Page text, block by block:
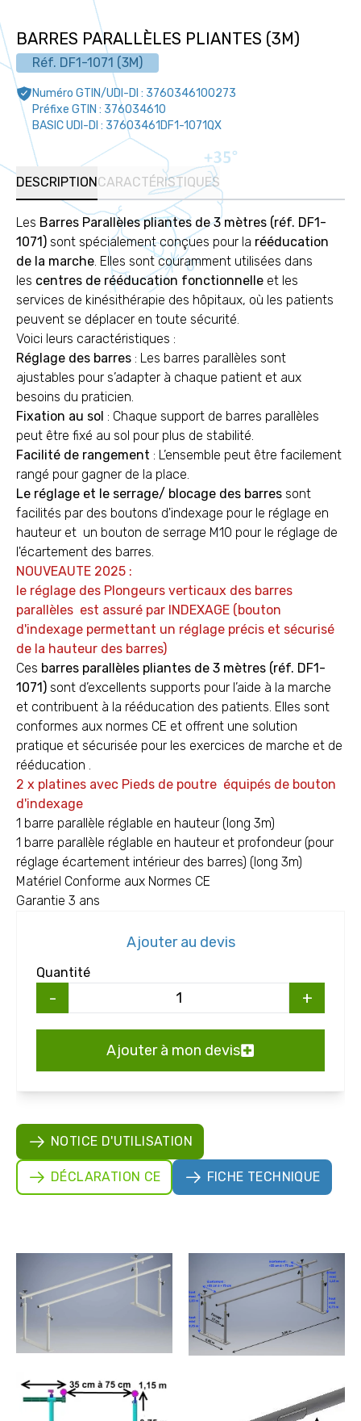
BARRES PARALLÈLES PLIANTES (3M)
Réf. DF1-1071 (3M)
Numéro GTIN/UDI-DI : 3760346100273
Préfixe GTIN : 376034610
BASIC UDI-DI : 37603461DF1-1071QX
DESCRIPTIONCARACTÉRISTIQUES
Les Barres Parallèles pliantes de 3 mètres (réf. DF1-
1071) sont spécialement conçues pour la rééducation
de la marche. Elles sont couramment utilisées dans
les centres de rééducation fonctionnelle et les
services de kinésithérapie des hôpitaux, où les patients
peuvent se déplacer en toute sécurité.
Voici leurs caractéristiques :
Réglage des barres : Les barres parallèles sont
ajustables pour s’adapter à chaque patient et aux
besoins du praticien.
Fixation au sol : Chaque support de barres parallèles
peut être fixé au sol pour plus de stabilité.
Facilité de rangement : L’ensemble peut être facilement
rangé pour gagner de la place.
Le réglage et le serrage/ blocage des barres sont
facilités par des boutons d'indexage pour le réglage en
hauteur et un bouton de serrage M10 pour le réglage de
l'écartement des barres.
NOUVEAUTE 2025 :
le réglage des Plongeurs verticaux des barres
parallèles est assuré par INDEXAGE (bouton
d'indexage permettant un réglage précis et sécurisé
de la hauteur des barres)
Ces barres parallèles pliantes de 3 mètres (réf. DF1-
1071) sont d’excellents supports pour l’aide à la marche
et contribuent à la rééducation des patients. Elles sont
conformes aux normes CE et offrent une solution
pratique et sécurisée pour les exercices de marche et de
rééducation .
2 x platines avec Pieds de poutre équipés de bouton
d'indexage
1 barre parallèle réglable en hauteur (long 3m)
1 barre parallèle réglable en hauteur et profondeur (pour
réglage écartement intérieur des barres) (long 3m)
Matériel Conforme aux Normes CE
Garantie 3 ans
Ajouter au devis
Quantité
- +
Ajouter à mon devis
NOTICE D'UTILISATION
DÉCLARATION CE FICHE TECHNIQUE